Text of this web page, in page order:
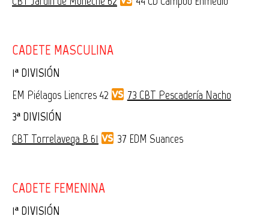
CADETE MASCULINA
1ª DIVISIÓN
EM Piélagos Liencres 42
73 CBT Pescadería Nacho
3ª DIVISIÓN
CBT Torrelavega B 61
37 EDM Suances
CADETE FEMENINA
1ª DIVISIÓN